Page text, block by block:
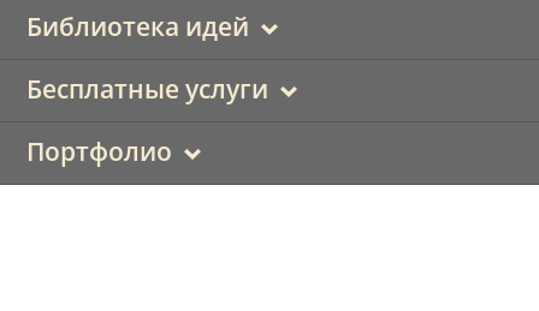
Библиотека идей
Бесплатные услуги
Портфолио